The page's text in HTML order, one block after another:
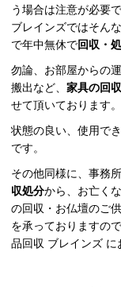
う場合は注意が必要で
ブレインズではそんな
で年中無休で回収・
勿論、お部屋からの
搬出など、 家具の回
せて頂いております。
状態の良い、使用で
です。
その他同様に、事務
収処分から、お亡く
の回収・お仏壇のご
を承っておりますの
品回収 ブレインズ に